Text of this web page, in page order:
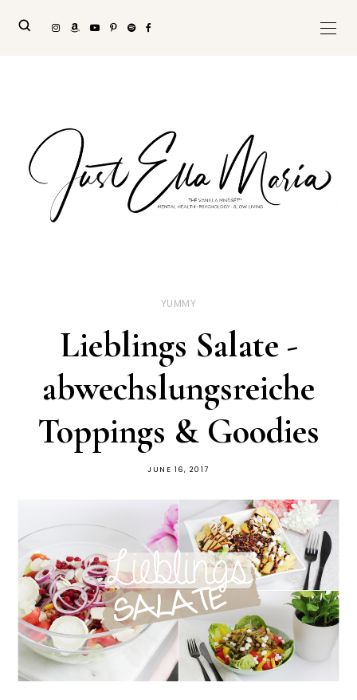
YUMMY
Lieblings Salate -
abwechslungsreiche
Toppings & Goodies
JUNE 16, 2017